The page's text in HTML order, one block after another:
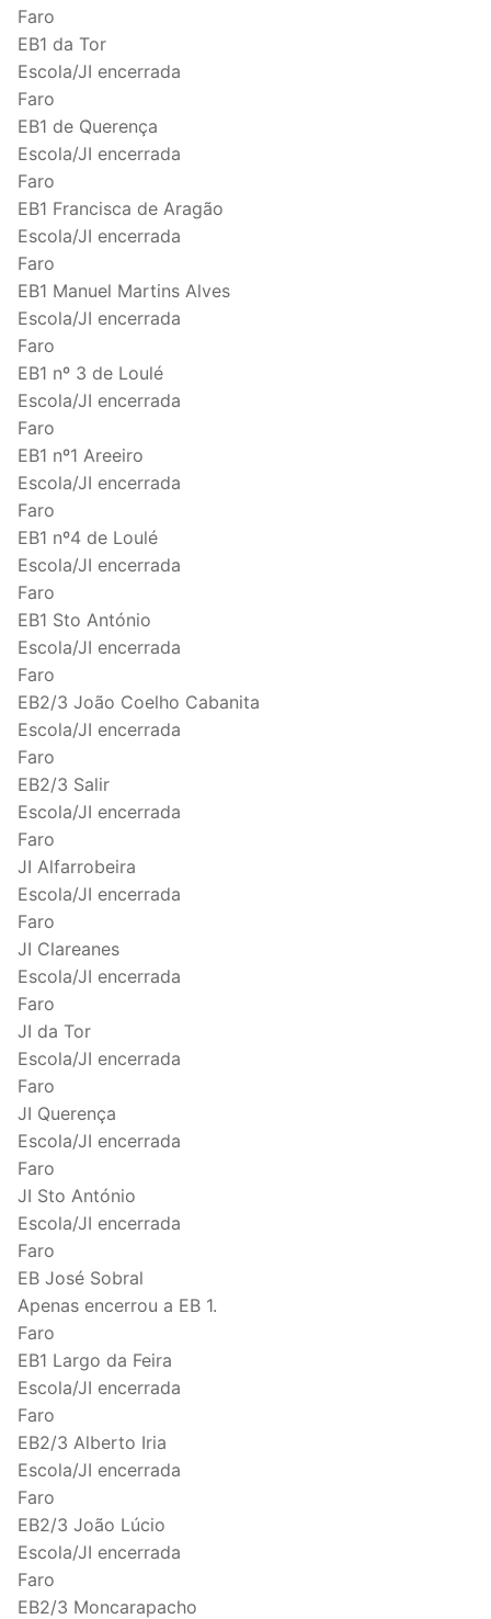
Faro
EB1 da Tor
Escola/JI encerrada
Faro
EB1 de Querença
Escola/JI encerrada
Faro
EB1 Francisca de Aragão
Escola/JI encerrada
Faro
EB1 Manuel Martins Alves
Escola/JI encerrada
Faro
EB1 nº 3 de Loulé
Escola/JI encerrada
Faro
EB1 nº1 Areeiro
Escola/JI encerrada
Faro
EB1 nº4 de Loulé
Escola/JI encerrada
Faro
EB1 Sto António
Escola/JI encerrada
Faro
EB2/3 João Coelho Cabanita
Escola/JI encerrada
Faro
EB2/3 Salir
Escola/JI encerrada
Faro
JI Alfarrobeira
Escola/JI encerrada
Faro
JI Clareanes
Escola/JI encerrada
Faro
JI da Tor
Escola/JI encerrada
Faro
JI Querença
Escola/JI encerrada
Faro
JI Sto António
Escola/JI encerrada
Faro
EB José Sobral
Apenas encerrou a EB 1.
Faro
EB1 Largo da Feira
Escola/JI encerrada
Faro
EB2/3 Alberto Iria
Escola/JI encerrada
Faro
EB2/3 João Lúcio
Escola/JI encerrada
Faro
EB2/3 Moncarapacho